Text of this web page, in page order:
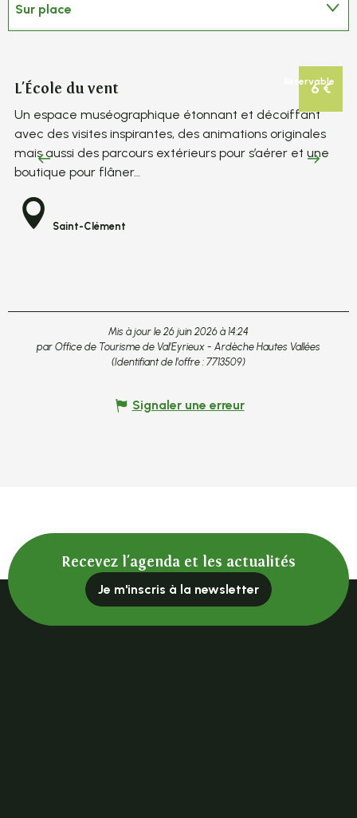
Sur place
6€
L'École du vent
Un espace muséographique étonnant et décoiffant
avec des visites inspirantes, des animations originales
mais aussi des parcours extérieurs pour s’aérer et une
boutique pour flâner…
Saint-Clément
Réservable
Mis à jour le 26 juin 2026 à 14:24
par Office de Tourisme de Val'Eyrieux - Ardèche Hautes Vallées
(Identifiant de l'offre : 7713509)
Signaler une erreur
Recevez l'agenda et les actualités
Je m'inscris à la newsletter